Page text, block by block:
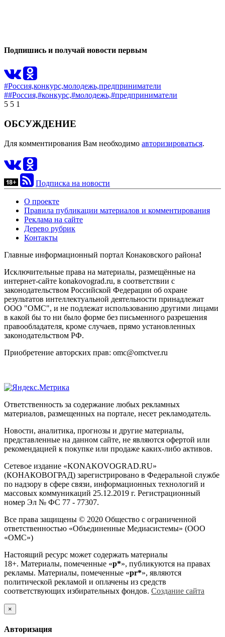
Подпишись и получай новости первым
#Россия,конкурс,молодежь,предприниматели
##Россия,#конкурс,#молодежь,#предприниматели
5 5 1
ОБСУЖДЕНИЕ
Для комментирования Вам необходимо авторизироваться.
Подписка на новости
О проекте
Правила публикации материалов и комментирования
Реклама на сайте
Дерево рубрик
Контакты
Главные информационный портал Конаковского района!
Исключительные права на материалы, размещённые на
интернет-сайте konakovograd.ru, в соответствии с
законодательством Российской Федерации об охране
результатов интеллектуальной деятельности принадлежат
ООО "ОМС", и не подлежат использованию другими лицами
в какой бы то ни было форме без письменного разрешения
правообладателя, кроме случаев, прямо установленных
законодательством РФ.
Приобретение авторских прав: omc@omctver.ru
Ответственность за содержание любых рекламных
материалов, размещенных на портале, несет рекламодатель.
Новости, аналитика, прогнозы и другие материалы,
представленные на данном сайте, не являются офертой или
рекомендацией к покупке или продаже каких-либо активов.
Сетевое издание «KONAKOVOGRAD.RU»
(КОНАКОВОГРАД) зарегистрировано в Федеральной службе
по надзору в сфере связи, информационных технологий и
массовых коммуникаций 25.12.2019 г. Регистрационный
номер Эл № ФС 77 - 77307.
Все права защищены © 2020 Общество с ограниченной
ответственностью «Объединенные Медиасистемы» (ООО
«ОМС»)
Настоящий ресурс может содержать материалы
18+. Материалы, помеченные «р*», публикуются на правах
рекламы. Материалы, помеченные «рr*», являются
политической рекламой и оплачены из средств
соответствующих избирательных фондов. Создание сайта
×
Авторизация